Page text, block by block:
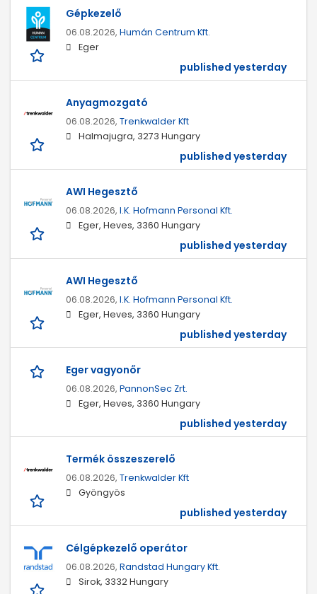
Gépkezelő
06.08.2026, Humán Centrum Kft.
Eger
published yesterday
Anyagmozgató
06.08.2026, Trenkwalder Kft
Halmajugra, 3273 Hungary
published yesterday
AWI Hegesztő
06.08.2026, I.K. Hofmann Personal Kft.
Eger, Heves, 3360 Hungary
published yesterday
AWI Hegesztő
06.08.2026, I.K. Hofmann Personal Kft.
Eger, Heves, 3360 Hungary
published yesterday
Eger vagyonőr
06.08.2026, PannonSec Zrt.
Eger, Heves, 3360 Hungary
published yesterday
Termék összeszerelő
06.08.2026, Trenkwalder Kft
Gyöngyös
published yesterday
Célgépkezelő operátor
06.08.2026, Randstad Hungary Kft.
Sirok, 3332 Hungary